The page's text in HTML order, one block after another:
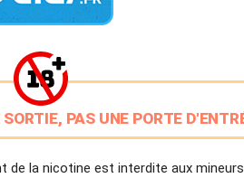
PAS UNE PORTE
de la nicotine est interdite aux
de Ciga.fr
Offerte
de 20€
passée avant 14h